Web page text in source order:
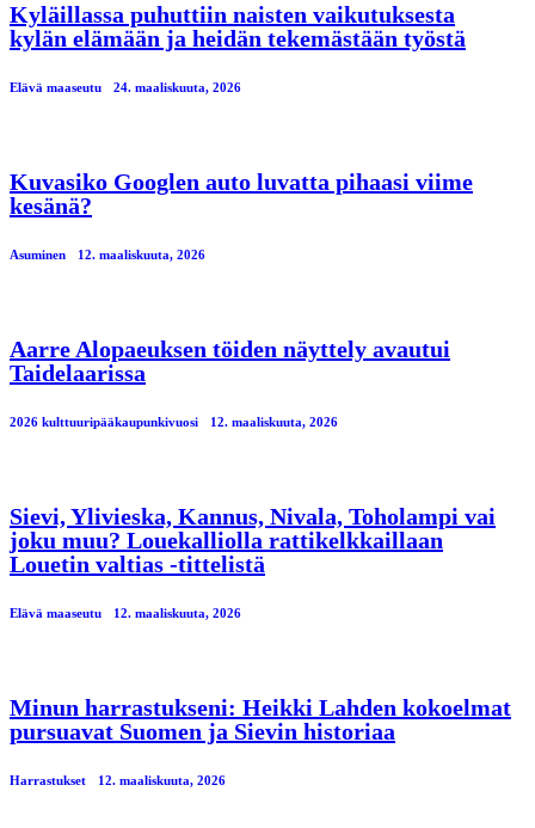
Kyläillassa puhuttiin naisten vaikutuksesta
kylän elämään ja heidän tekemästään työstä
Elävä maaseutu 24. maaliskuuta, 2026
Kuvasiko Googlen auto luvatta pihaasi viime
kesänä?
Asuminen 12. maaliskuuta, 2026
Aarre Alopaeuksen töiden näyttely avautui
Taidelaarissa
2026 kulttuuripääkaupunkivuosi 12. maaliskuuta, 2026
Sievi, Ylivieska, Kannus, Nivala, Toholampi vai
joku muu? Louekalliolla rattikelkkaillaan
Louetin valtias -tittelistä
Elävä maaseutu 12. maaliskuuta, 2026
Minun harrastukseni: Heikki Lahden kokoelmat
pursuavat Suomen ja Sievin historiaa
Harrastukset 12. maaliskuuta, 2026